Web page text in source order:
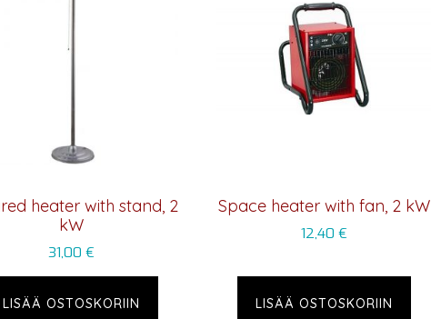
heater with stand, 2
kW
31,00 €
LISÄÄ OSTOSKORIIN
Space heater with fan, 2 kW
12,40 €
LISÄÄ OSTOSKORIIN